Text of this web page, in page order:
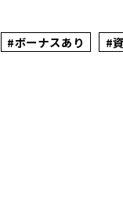
#ボーナスあり
#